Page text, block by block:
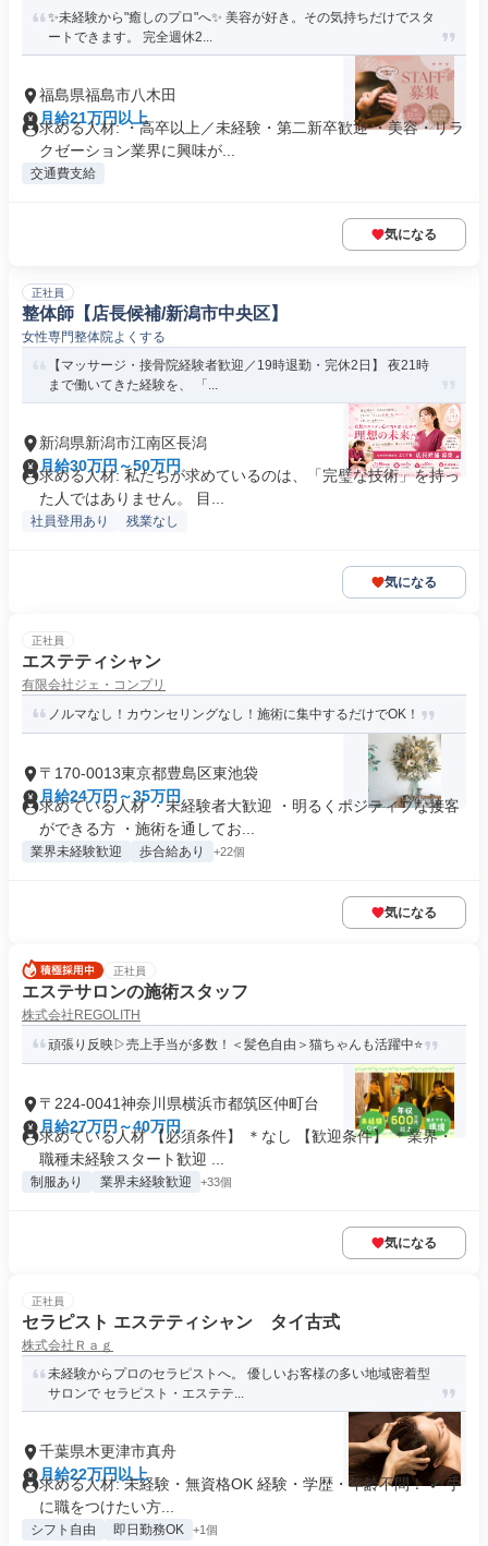
✨未経験から"癒しのプロ"へ✨ 美容が好き。その気持ちだけでスタ
ートできます。 完全週休2...
福島県福島市八木田
月給21万円以上
求める人材: ・高卒以上／未経験・第二新卒歓迎 ・美容・リラ
クゼーション業界に興味が...
交通費支給
気になる
正社員
整体師【店長候補/新潟市中央区】
女性専門整体院よくする
【マッサージ・接骨院経験者歓迎／19時退勤・完休2日】 夜21時
まで働いてきた経験を、 「...
新潟県新潟市江南区長潟
月給30万円～50万円
求める人材: 私たちが求めているのは、「完璧な技術」を持っ
た人ではありません。 目...
社員登用あり 残業なし
気になる
正社員
エステティシャン
有限会社ジェ・コンプリ
ノルマなし！カウンセリングなし！施術に集中するだけでOK！
〒170-0013東京都豊島区東池袋
月給24万円～35万円
求めている人材 ・未経験者大歓迎 ・明るくポジティブな接客
ができる方 ・施術を通してお...
業界未経験歓迎 歩合給あり +22個
気になる
正社員
エステサロンの施術スタッフ
株式会社REGOLITH
頑張り反映▷売上手当が多数！＜髪色自由＞猫ちゃんも活躍中⭐
〒224-0041神奈川県横浜市都筑区仲町台
月給27万円～40万円
求めている人材 【必須条件】 ＊なし 【歓迎条件】 ＊業界・
職種未経験スタート歓迎 ...
制服あり 業界未経験歓迎 +33個
気になる
正社員
セラピスト エステティシャン タイ古式
株式会社Ｒａｇ
未経験からプロのセラピストへ。 優しいお客様の多い地域密着型
サロンで セラピスト・エステテ...
千葉県木更津市真舟
月給22万円以上
求める人材: 未経験・無資格OK 経験・学歴・年齢不問！ ✔ 手
に職をつけたい方...
シフト自由 即日勤務OK +1個